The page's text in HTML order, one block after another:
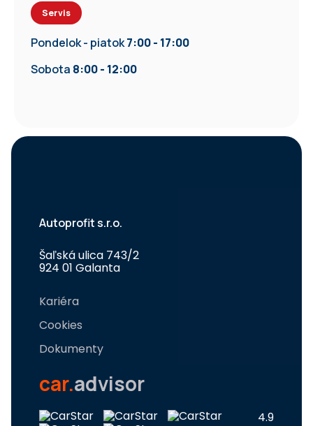
Servis
Pondelok - piatok7:00 - 17:00
Sobota 8:00 - 12:00
Autoprofit s.r.o.
Šaľská ulica 743/2
924 01 Galanta
Kariéra
Cookies
Dokumenty
car.advisor
4.9